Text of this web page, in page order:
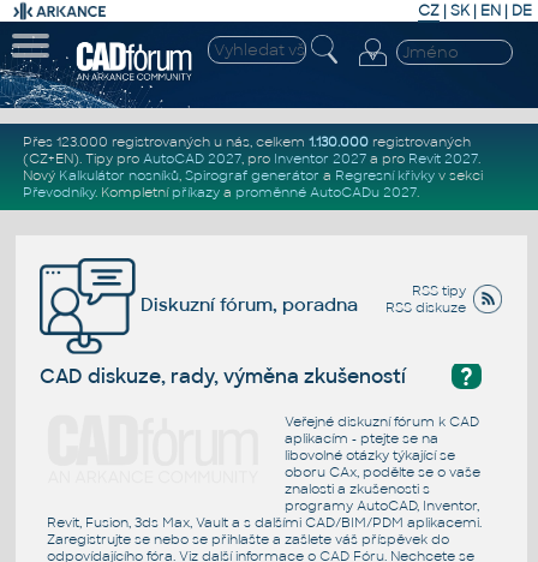
CZ | SK| EN | DE
Přes 123.000 registrovaných u nás, celkem 1.130.000registrovaných
(CZ+EN). Tipy pro AutoCAD 2027, pro Inventor 2027a pro Revit 2027.
Nový Kalkulátor nosníků, Spirograf generátor a Regresní křivkyv sekci
Převodníky. Kompletní příkazya proměnné AutoCADu 2027.
RSS tipy
RSS diskuze
Diskuzní fórum, poradna
?
CAD diskuze, rady, výměna zkušeností
Veřejné diskuzní fórum k CAD
aplikacím - ptejte se na
libovolné otázky týkající se
oboru CAx, podělte se o vaše
znalosti a zkušenosti s
programy AutoCAD, Inventor,
Revit, Fusion, 3ds Max, Vault a s dalšími CAD/BIM/PDM aplikacemi.
Zaregistrujte se nebo se přihlašte a zašlete váš příspěvek do
odpovídajícího fóra. Viz další informace o CAD Fóru. Nechcete se